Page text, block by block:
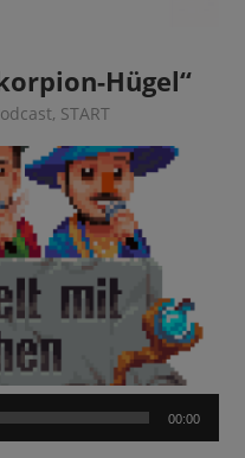
Hügel“
, START
00:00